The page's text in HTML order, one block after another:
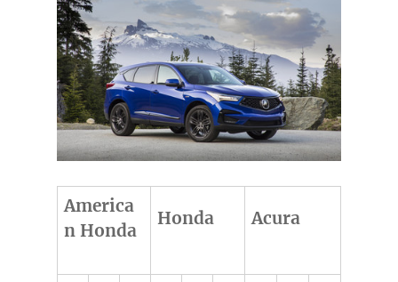
America
n Honda
Honda Acura